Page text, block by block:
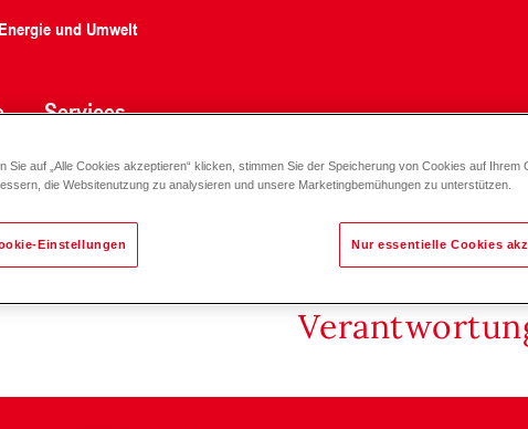
und Umwelt
Services
(12-25)
Sie auf „Alle Cookies akzeptieren“ klicken, stimmen Sie der Speicherung von Cookies auf
die Websitenutzung zu analysieren und unsere Marketingbemühungen zu unterstützen.
Einstellungen Nur essentielle Cookies